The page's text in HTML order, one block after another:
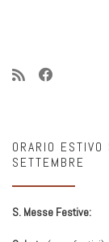
ORARIO
SETTEMBRE
S. Messe Festive: